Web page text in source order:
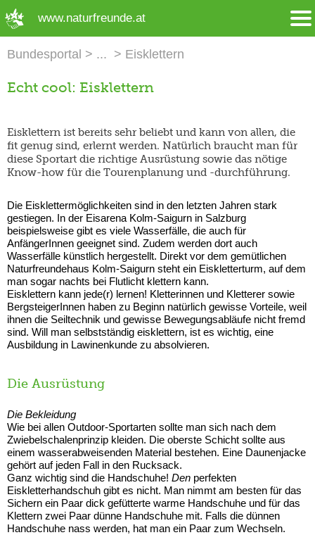
www.naturfreunde.at
Bundesportal Eisklettern
Echt cool: Eisklettern
Eisklettern ist bereits sehr beliebt und kann von allen, die
fit genug sind, erlernt werden. Natürlich braucht man für
diese Sportart die richtige Ausrüstung sowie das nötige
Know-how für die Tourenplanung und -durchführung.
Die Eisklettermöglichkeiten sind in den letzten Jahren stark
gestiegen. In der Eisarena Kolm-Saigurn in Salzburg
beispielsweise gibt es viele Wasserfälle, die auch für
AnfängerInnen geeignet sind. Zudem werden dort auch
Wasserfälle künstlich hergestellt. Direkt vor dem gemütlichen
Naturfreundehaus Kolm-Saigurn steht ein Eiskletterturm, auf dem
man sogar nachts bei Flutlicht klettern kann.
Eisklettern kann jede(r) lernen! Kletterinnen und Kletterer sowie
BergsteigerInnen haben zu Beginn natürlich gewisse Vorteile, weil
ihnen die Seiltechnik und gewisse Bewegungsabläufe nicht fremd
sind. Will man selbstständig eisklettern, ist es wichtig, eine
Ausbildung in Lawinenkunde zu absolvieren.
Die Ausrüstung
Die Bekleidung
Wie bei allen Outdoor-Sportarten sollte man sich nach dem
Zwiebelschalenprinzip kleiden. Die oberste Schicht sollte aus
einem wasserabweisenden Material bestehen. Eine Daunenjacke
gehört auf jeden Fall in den Rucksack.
Ganz wichtig sind die Handschuhe! Den perfekten
Eiskletterhandschuh gibt es nicht. Man nimmt am besten für das
Sichern ein Paar dick gefütterte warme Handschuhe und für das
Klettern zwei Paar dünne Handschuhe mit. Falls die dünnen
Handschuhe nass werden, hat man ein Paar zum Wechseln.